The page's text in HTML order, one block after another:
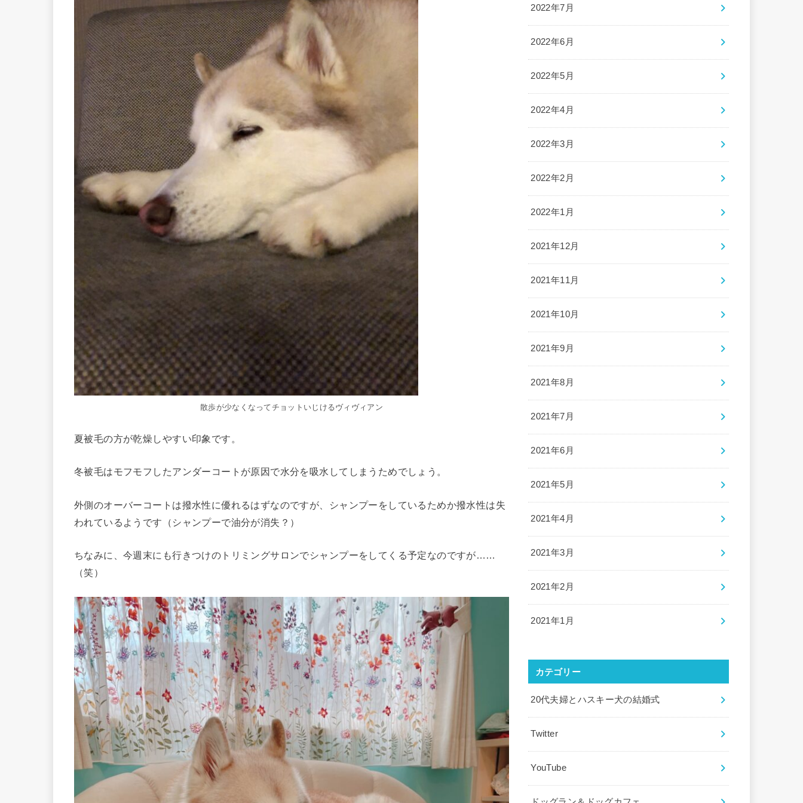
散歩が少なくなってチョットいじけるヴィヴィアン
夏被毛の方が乾燥しやすい印象です。
冬被毛はモフモフしたアンダーコートが原因で水分を吸水してしまうためでしょう。
外側のオーバーコートは撥水性に優れるはずなのですが、シャンプーをしているためか撥水性は失
われているようです（シャンプーで油分が消失？）
ちなみに、今週末にも行きつけのトリミングサロンでシャンプーをしてくる予定なのですが……
（笑）
2022年7月
2022年6月
2022年5月
2022年4月
2022年3月
2022年2月
2022年1月
2021年12月
2021年11月
2021年10月
2021年9月
2021年8月
2021年7月
2021年6月
2021年5月
2021年4月
2021年3月
2021年2月
2021年1月
カテゴリー
20代夫婦とハスキー犬の結婚式
Twitter
YouTube